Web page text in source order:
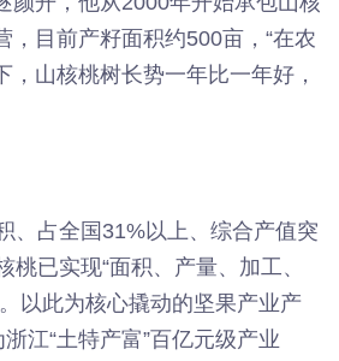
，目前产籽面积约500亩，“在农
，山核桃树长势一年比一年好，
、占全国31%以上、综合产值突
桃已实现“面积、产量、加工、
以此为核心撬动的坚果产业产
江“土特产富”百亿元级产业